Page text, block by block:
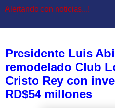
Alertando con noticias...!
Presidente Luis
remodelado Club
Cristo Rey con
RD$54 millones